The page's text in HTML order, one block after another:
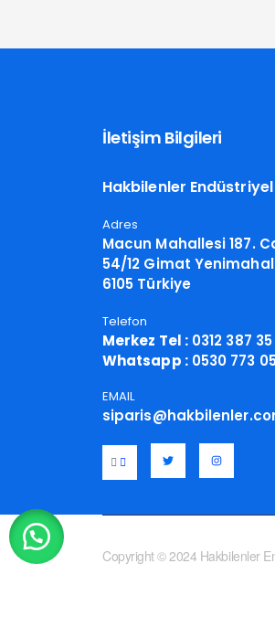
İletişim Bilgileri
Hakbilenler
Adres
Macun Mahallesi 187.
54/12 Gimat
6105 Türkiye
Telefon
Merkez Tel :0312 387 35
Whatsapp :0530 773
EMAIL
Copyright © 2024 Hakbilenler